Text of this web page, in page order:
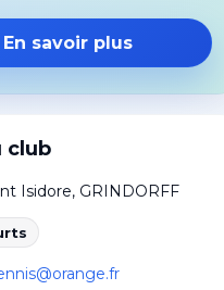
En savoir plus
club
Isidore, GRINDORFF
s